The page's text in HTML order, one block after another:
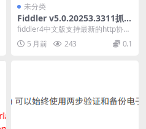
未分类
Fiddler v5.0.20253.3311抓包
工具中文版
fiddler4中文版支持最新的http协
议，在日常的使用过程中能够保证
用户的基...
5 月前 243 0.1